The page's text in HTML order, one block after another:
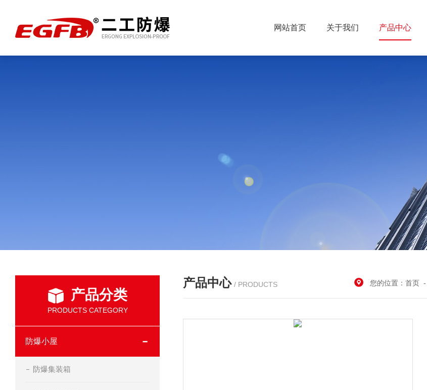
网站首页 关于我们 产品中心
产品分类
PRODUCTS CATEGORY
防爆小屋
防爆集装箱
产品中心 / PRODUCTS 您的位置：首页 -